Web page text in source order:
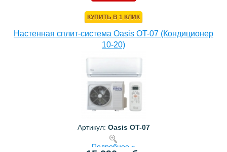
КУПИТЬ В 1 КЛИК
Настенная сплит-система Oasis OT-07 (Кондиционер
10-20)
Артикул: Oasis OT-07
Подробнее »